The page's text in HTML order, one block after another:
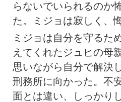
らないでいられるのか
た。ミジョは寂しく、
ミジョは自分を守るた
えてくれたジュヒの母
思いながら自分で解決
刑務所に向かった。不
面とは違い、しっかり